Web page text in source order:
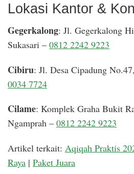
Lokasi Kantor &
Gegerkalong: Jl. Gegerkalong
Sukasari – 0812 2242 9223
Cibiru: Jl. Desa Cipadung
0034 7724
Cilame: Komplek Graha Bukit
Ngamprah – 0812 2242 9223
Artikel terkait: Aqiqah Praktis
Raya | Paket Juara